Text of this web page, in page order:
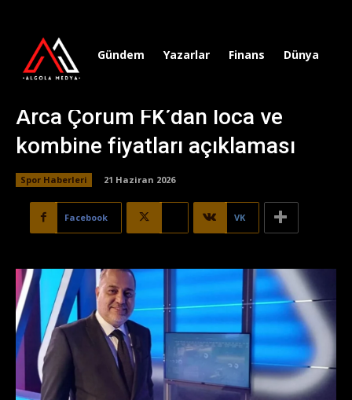
Gündem Yazarlar Finans Dünya
Arca Çorum FK’dan loca ve
kombine fiyatları açıklaması
Spor Haberleri 21 Haziran 2026
Facebook VK